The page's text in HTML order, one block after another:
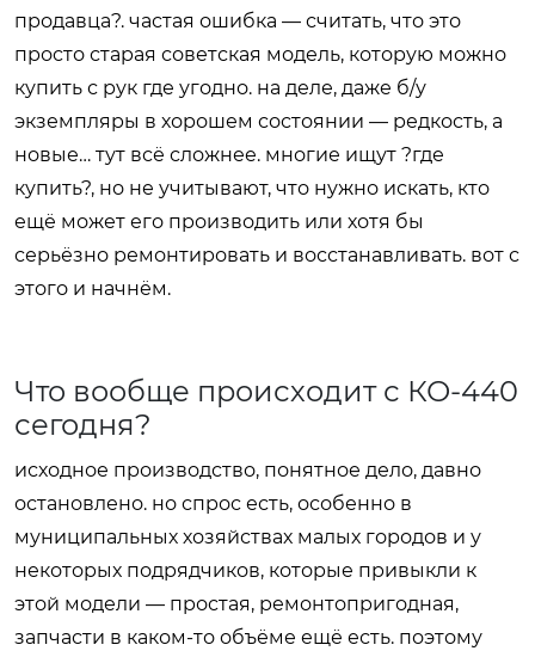
продавца?. частая ошибка — считать, что это
просто старая советская модель, которую можно
купить с рук где угодно. на деле, даже б/у
экземпляры в хорошем состоянии — редкость, а
новые… тут всё сложнее. многие ищут ?где
купить?, но не учитывают, что нужно искать, кто
ещё может его производить или хотя бы
серьёзно ремонтировать и восстанавливать. вот с
этого и начнём.
Что вообще происходит с КО-440
сегодня?
исходное производство, понятное дело, давно
остановлено. но спрос есть, особенно в
муниципальных хозяйствах малых городов и у
некоторых подрядчиков, которые привыкли к
этой модели — простая, ремонтопригодная,
запчасти в каком-то объёме ещё есть. поэтому